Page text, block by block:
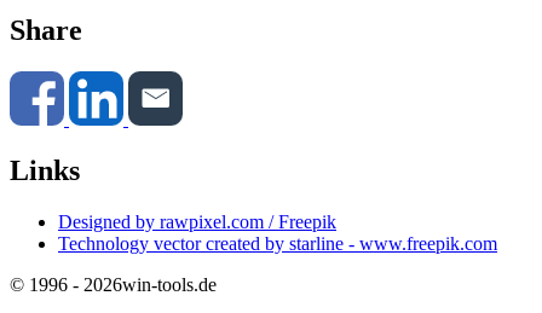
Share
Links
Designed by rawpixel.com / Freepik
Technology vector created by starline - www.freepik.com
© 1996 - 2026win-tools.de